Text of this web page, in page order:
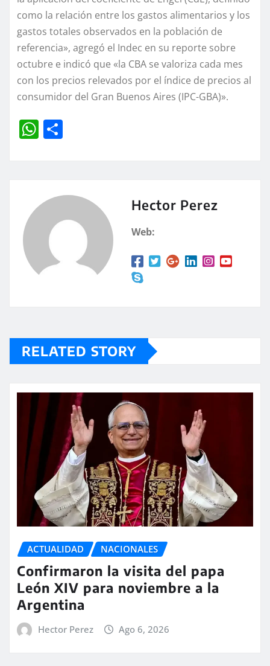
como la relación entre los gastos alimentarios y los
gastos totales observados en la población de
referencia», agregó el Indec en su reporte sobre
octubre e indicó que «la CBA se valoriza cada mes
con los precios relevados por el índice de precios al
consumidor del Gran Buenos Aires (IPC-GBA)».
W
A
p
rt
Hector Perez
Web:
RELATED STORY
ACTUALIDAD NACIONALES
Confirmaron la visita del papa
León XIV para noviembre a la
Argentina
Hector Perez Ago 6, 2026